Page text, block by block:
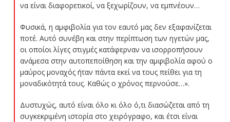
να είναι διαφορετικοί, να ξεχωρίζουν, να εμπνέουν…
Φυσικά, η αμφιβολία για τον εαυτό μας δεν εξαφανίζεται
ποτέ. Αυτό συνέβη και στην περίπτωση των ηγετών μας,
οι οποίοι λίγες στιγμές κατάφερναν να ισορροπήσουν
ανάμεσα στην αυτοπεποίθηση και την αμφιβολία αφού ο
μαύρος μοναχός ήταν πάντα εκεί να τους πείθει για τη
μοναδικότητά τους. Καθώς ο χρόνος περνούσε…».
Δυστυχώς, αυτό είναι όλο κι όλο ό,τι διασώζεται από τη
συγκεκριμένη ιστορία στο χειρόγραφο, και έτσι είναι